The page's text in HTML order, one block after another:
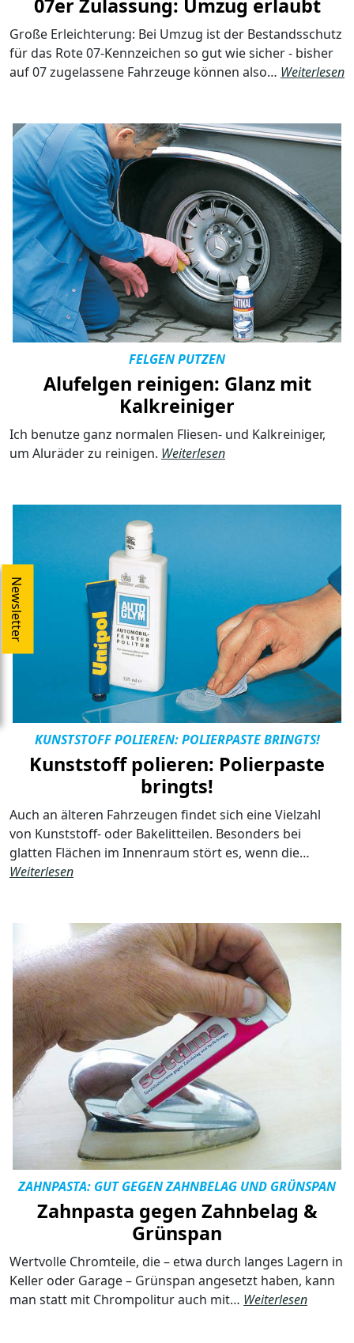
Newsletter
07er Zulassung: Umzug erlaubt
Große Erleichterung: Bei Umzug ist der Bestandsschutz
für das Rote 07-Kennzeichen so gut wie sicher - bisher
auf 07 zugelassene Fahrzeuge können also… Weiterlesen
FELGEN PUTZEN
Alufelgen reinigen: Glanz mit
Kalkreiniger
Ich benutze ganz normalen Fliesen- und Kalkreiniger,
um Aluräder zu reinigen. Weiterlesen
KUNSTSTOFF POLIEREN: POLIERPASTE BRINGTS!
Kunststoff polieren: Polierpaste
bringts!
Auch an älteren Fahrzeugen findet sich eine Vielzahl
von Kunststoff- oder Bakelitteilen. Besonders bei
glatten Flächen im Innenraum stört es, wenn die…
Weiterlesen
ZAHNPASTA: GUT GEGEN ZAHNBELAG UND GRÜNSPAN
Zahnpasta gegen Zahnbelag &
Grünspan
Wertvolle Chromteile, die – etwa durch langes Lagern in
Keller oder Garage – Grünspan angesetzt haben, kann
man statt mit Chrompolitur auch mit… Weiterlesen